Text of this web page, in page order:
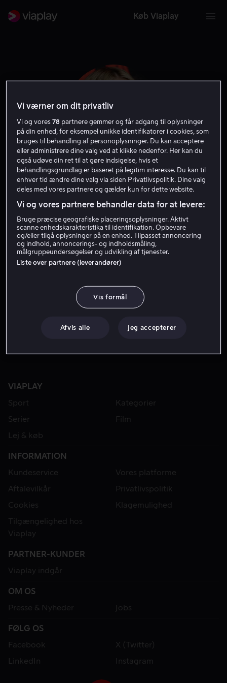
Køb Viaplay
McKaley Miller
Skuespiller Gæst
VIAPLAY
Sport
Kategorier
Serier
Film
Lej & køb
INFORMATION
Kundeservice
Vores platforme
Aftalevilkår
Privatlivspolitik
Cookies
Klagemulighed
Tilgængelighed hos
Viaplay
PARTNER-KUNDER
Viaplay indgår
OM OS
Presse & Nyheder
Jobs
FØLG OS
Facebook
X (Twitter)
LinkedIn
Instagram
Vi værner om dit privatliv
Vi og vores78 partnere gemmer og får adgang til oplysninger
på din enhed, for eksempel unikke identifikatorer i cookies, som
bruges til behandling af personoplysninger. Du kan acceptere
eller administrere dine valg ved at klikke nedenfor. Her kan du
også udøve din ret til at gøre indsigelse, hvis et
behandlingsgrundlag er baseret på legitim interesse. Du kan til
enhver tid ændre dine valg via siden Privatlivspolitik. Dine valg
deles med vores partnere og gælder kun for dette website.
Vi og vores partnere behandler data for at levere:
Bruge præcise geografiske placeringsoplysninger. Aktivt
scanne enhedskarakteristika til identifikation. Opbevare
og/eller tilgå oplysninger på en enhed. Tilpasset annoncering
og indhold, annoncerings- og indholdsmåling,
målgruppeundersøgelser og udvikling af tjenester.
Liste over partnere (leverandører)
Vis formål
Afvis alle Jeg accepterer